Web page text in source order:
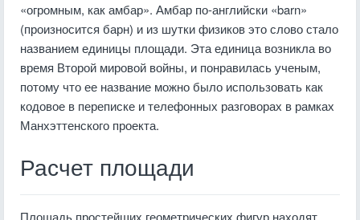
«огромным, как амбар». Амбар по-английски «barn»
(произносится барн) и из шутки физиков это слово стало
названием единицы площади. Эта единица возникла во
время Второй мировой войны, и понравилась ученым,
потому что ее название можно было использовать как
кодовое в переписке и телефонных разговорах в рамках
Манхэттенского проекта.
Расчет площади
Площадь простейших геометрических фигур находят,